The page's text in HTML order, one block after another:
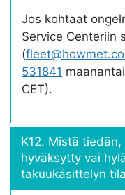
Jos kohtaat
Service Centeriin
(
531841
CET).
K12. Mistä
hyväksytty vai
takuukäsittelyn